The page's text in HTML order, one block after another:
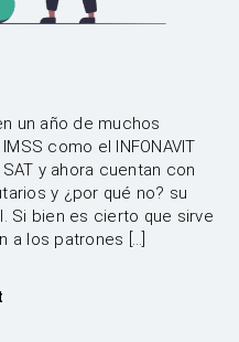
un año de muchos
como el INFONAVIT
y ahora cuentan con
y ¿por qué no? su
Si bien es cierto que sirve
a los patrones […]